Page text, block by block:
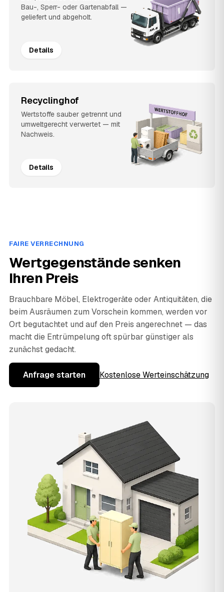
Bau-, Sperr- oder Gartenabfall —
geliefert und abgeholt.
Details
Recyclinghof
Wertstoffe sauber getrennt und
umweltgerecht verwertet — mit
Nachweis.
Details
FAIRE VERRECHNUNG
Wertgegenstände senken
Ihren Preis
Brauchbare Möbel, Elektrogeräte oder Antiquitäten, die
beim Ausräumen zum Vorschein kommen, werden vor
Ort begutachtet und auf den Preis angerechnet — das
macht die Entrümpelung oft spürbar günstiger als
zunächst gedacht.
Anfrage starten Kostenlose Werteinschätzung